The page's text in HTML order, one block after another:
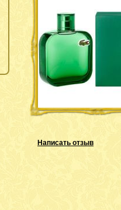
Написать отзыв